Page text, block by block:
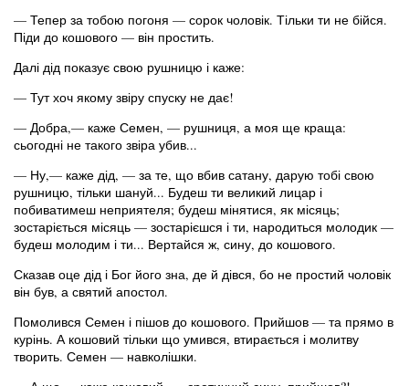
— Тепер за тобою погоня — сорок чоловік. Тільки ти не бійся.
Піди до кошового — він простить.
Далі дід показує свою рушницю і каже:
— Тут хоч якому звіру спуску не дає!
— Добра,— каже Семен, — рушниця, а моя ще краща:
сьогодні не такого звіра убив...
— Ну,— каже дід, — за те, що вбив сатану, дарую тобі свою
рушницю, тільки шануй... Будеш ти великий лицар і
побиватимеш неприятеля; будеш мінятися, як місяць;
зостаріється місяць — зостарієшся і ти, народиться молодик —
будеш молодим і ти... Вертайся ж, сину, до кошового.
Сказав оце дід і Бог його зна, де й дівся, бо не простий чоловік
він був, а святий апостол.
Помолився Семен і пішов до кошового. Прийшов — та прямо в
курінь. А кошовий тільки що умився, втирається і молитву
творить. Семен — навколішки.